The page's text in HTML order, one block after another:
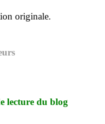
originale.
lecture du blog